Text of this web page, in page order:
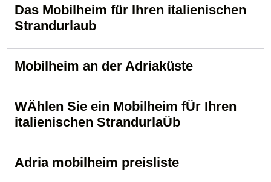
Das Mobilheim für Ihren italienischen
Strandurlaub
Mobilheim an der Adriaküste
WÄhlen Sie ein Mobilheim fÜr Ihren
italienischen StrandurlaÜb
Adria mobilheim preisliste